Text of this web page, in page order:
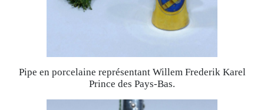
Pipe en porcelaine représentant Willem Frederik Karel
Prince des Pays-Bas.